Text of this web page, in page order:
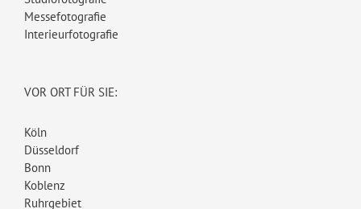
Messefotografie
Interieurfotografie
VOR ORT FÜR SIE:
Köln
Düsseldorf
Bonn
Koblenz
Ruhrgebiet